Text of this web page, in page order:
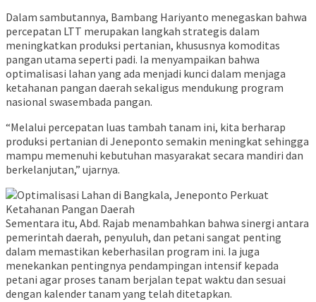
Dalam sambutannya, Bambang Hariyanto menegaskan bahwa
percepatan LTT merupakan langkah strategis dalam
meningkatkan produksi pertanian, khususnya komoditas
pangan utama seperti padi. Ia menyampaikan bahwa
optimalisasi lahan yang ada menjadi kunci dalam menjaga
ketahanan pangan daerah sekaligus mendukung program
nasional swasembada pangan.
“Melalui percepatan luas tambah tanam ini, kita berharap
produksi pertanian di Jeneponto semakin meningkat sehingga
mampu memenuhi kebutuhan masyarakat secara mandiri dan
berkelanjutan,” ujarnya.
Sementara itu, Abd. Rajab menambahkan bahwa sinergi antara
pemerintah daerah, penyuluh, dan petani sangat penting
dalam memastikan keberhasilan program ini. Ia juga
menekankan pentingnya pendampingan intensif kepada
petani agar proses tanam berjalan tepat waktu dan sesuai
dengan kalender tanam yang telah ditetapkan.